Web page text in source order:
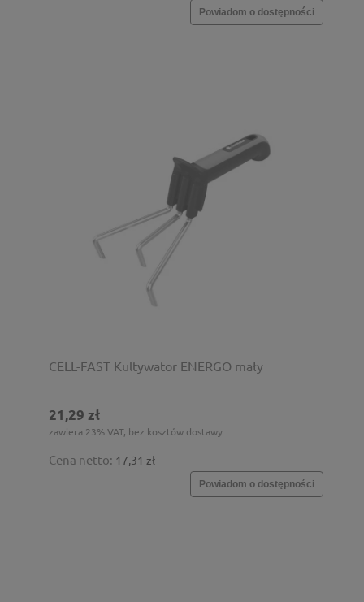
Powiadom o dostępności
CELL-FAST Kultywator ENERGO mały
21,29 zł
zawiera 23% VAT, bez kosztów dostawy
Cena netto: 17,31 zł
Powiadom o dostępności